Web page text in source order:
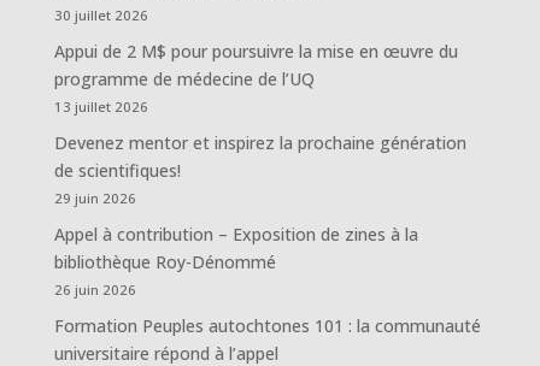
30 juillet 2026
Appui de 2 M$ pour poursuivre la mise en œuvre du
programme de médecine de l’UQ
13 juillet 2026
Devenez mentor et inspirez la prochaine génération
de scientifiques!
29 juin 2026
Appel à contribution – Exposition de zines à la
bibliothèque Roy-Dénommé
26 juin 2026
Formation Peuples autochtones 101 : la communauté
universitaire répond à l’appel